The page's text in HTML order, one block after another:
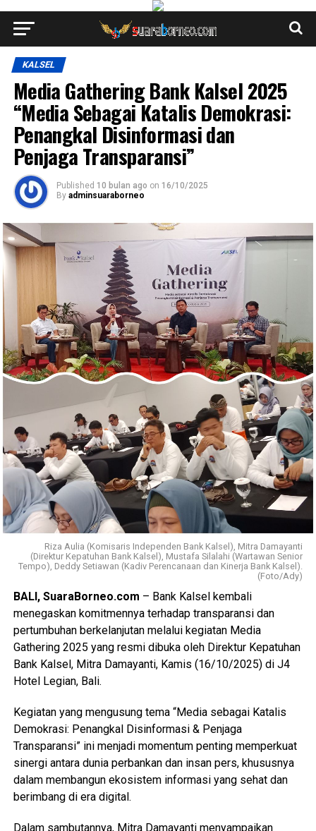
KALSEL
Media Gathering Bank Kalsel 2025
“Media Sebagai Katalis Demokrasi:
Penangkal Disinformasi dan
Penjaga Transparansi”
Published 10 bulan ago on 16/10/2025
By adminsuaraborneo
Riza Aulia (Komisaris Independen Bank Kalsel), Mitra Damayanti
(Direktur Kepatuhan Bank Kalsel), Mustafa Silalahi (Wartawan Senior
Tempo), Deddy Setiawan (Kadiv Perencanaan dan Kinerja Bank Kalsel).
(Foto/Ady)
BALI, SuaraBorneo.com – Bank Kalsel kembali
menegaskan komitmennya terhadap transparansi dan
pertumbuhan berkelanjutan melalui kegiatan Media
Gathering 2025 yang resmi dibuka oleh Direktur Kepatuhan
Bank Kalsel, Mitra Damayanti, Kamis (16/10/2025) di J4
Hotel Legian, Bali.
Kegiatan yang mengusung tema “Media sebagai Katalis
Demokrasi: Penangkal Disinformasi & Penjaga
Transparansi” ini menjadi momentum penting memperkuat
sinergi antara dunia perbankan dan insan pers, khususnya
dalam membangun ekosistem informasi yang sehat dan
berimbang di era digital.
Dalam sambutannya, Mitra Damayanti menyampaikan